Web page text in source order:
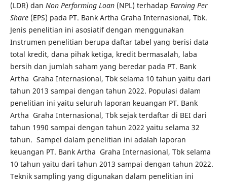
(LDR) dan Non Performing Loan (NPL) terhadap Earning Per
Share (EPS) pada PT. Bank Artha Graha Internasional, Tbk.
Jenis penelitian ini asosiatif dengan menggunakan
Instrumen penelitian berupa daftar tabel yang berisi data
total kredit, dana pihak ketiga, kredit bermasalah, laba
bersih dan jumlah saham yang beredar pada PT. Bank
Artha Graha Internasional, Tbk selama 10 tahun yaitu dari
tahun 2013 sampai dengan tahun 2022. Populasi dalam
penelitian ini yaitu seluruh laporan keuangan PT. Bank
Artha Graha Internasional, Tbk sejak terdaftar di BEI dari
tahun 1990 sampai dengan tahun 2022 yaitu selama 32
tahun. Sampel dalam penelitian ini adalah laporan
keuangan PT. Bank Artha Graha Internasional, Tbk selama
10 tahun yaitu dari tahun 2013 sampai dengan tahun 2022.
Teknik sampling yang digunakan dalam penelitian ini